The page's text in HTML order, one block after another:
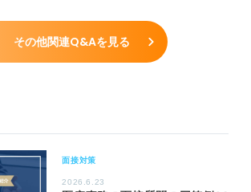
その他関連Q&Aを見る
面接対策
2026.6.23